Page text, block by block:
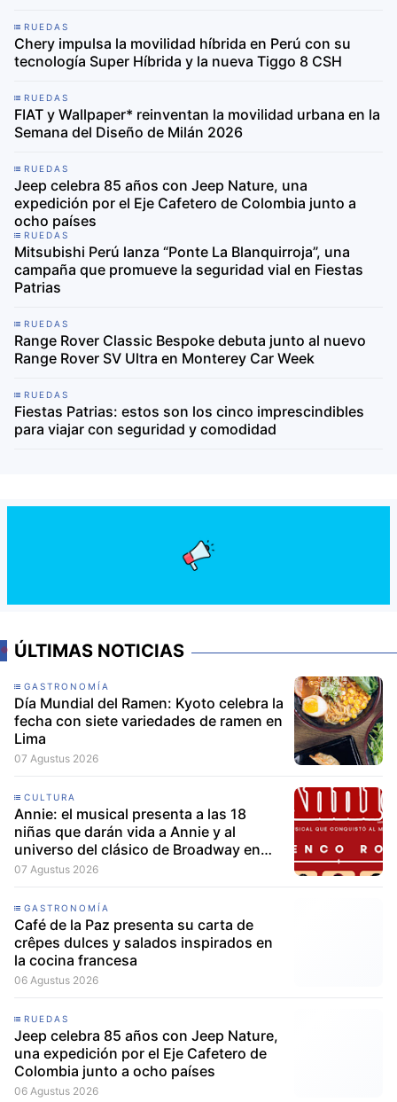
RUEDAS
Chery impulsa la movilidad híbrida en Perú con su
tecnología Super Híbrida y la nueva Tiggo 8 CSH
RUEDAS
FIAT y Wallpaper* reinventan la movilidad urbana en la
Semana del Diseño de Milán 2026
RUEDAS
Jeep celebra 85 años con Jeep Nature, una
expedición por el Eje Cafetero de Colombia junto a
ocho países
RUEDAS
Mitsubishi Perú lanza “Ponte La Blanquirroja”, una
campaña que promueve la seguridad vial en Fiestas
Patrias
RUEDAS
Range Rover Classic Bespoke debuta junto al nuevo
Range Rover SV Ultra en Monterey Car Week
RUEDAS
Fiestas Patrias: estos son los cinco imprescindibles
para viajar con seguridad y comodidad
ÚLTIMAS NOTICIAS
GASTRONOMÍA
Día Mundial del Ramen: Kyoto celebra la
fecha con siete variedades de ramen en
Lima
07 Agustus 2026
CULTURA
Annie: el musical presenta a las 18
niñas que darán vida a Annie y al
universo del clásico de Broadway en
Lima
07 Agustus 2026
GASTRONOMÍA
Café de la Paz presenta su carta de
crêpes dulces y salados inspirados en
la cocina francesa
06 Agustus 2026
RUEDAS
Jeep celebra 85 años con Jeep Nature,
una expedición por el Eje Cafetero de
Colombia junto a ocho países
06 Agustus 2026